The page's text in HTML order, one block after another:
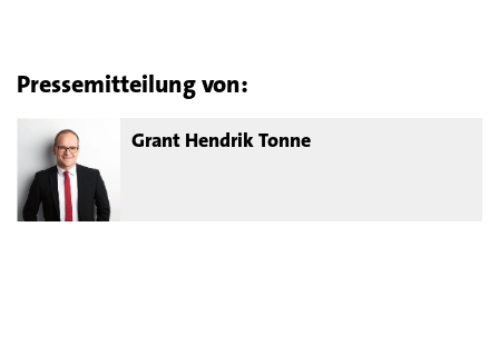
Pressemitteilung von:
Grant Hendrik Tonne